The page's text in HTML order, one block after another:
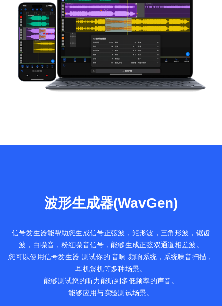
波形生成器(WavGen)
信号发生器能帮助您生成信号正弦波，矩形波，三角形波，锯齿
波，白噪音，粉红噪音信号，能够生成正弦双通道相差波。
您可以使用信号发生器 测试你的 音响 频响系统，系统噪音扫描，
耳机煲机等多种场景。
能够测试您的听力能听到多低频率的声音。
能够应用与实验测试场景。